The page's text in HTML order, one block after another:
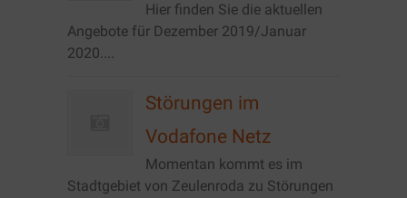
Hier finden Sie die aktuellen
Angebote für Dezember 2019/Januar
2020....
Störungen im
Vodafone Netz
Momentan kommt es im
Stadtgebiet von Zeulenroda zu Störungen